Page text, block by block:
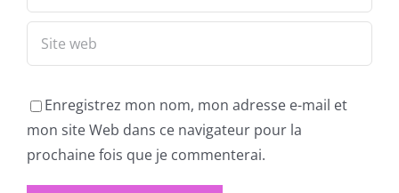
Enregistrez mon nom, mon adresse e-mail et
mon site Web dans ce navigateur pour la
prochaine fois que je commenterai.